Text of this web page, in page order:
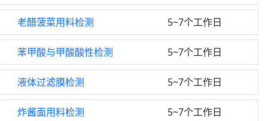
老醋菠菜用料检测 5~7个工作日
苯甲酸与甲酸酸性检测 5~7个工作日
液体过滤膜检测 5~7个工作日
炸酱面用料检测 5~7个工作日